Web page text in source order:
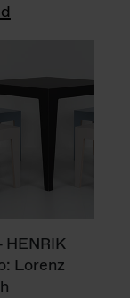
HENRIK
Lorenz